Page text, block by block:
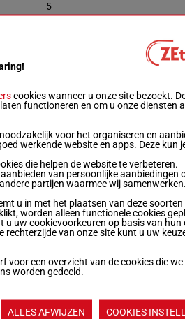
5
1
6
3
cookies wanneer u onze site bezoekt.
functioneren en om u onze diensten
voor het organiseren en
werkende website en apps. Deze kun
die helpen de website te verbeteren.
van persoonlijke aanbiedingen
partijen waarmee wij
u in met het plaatsen van deze soorten
worden alleen functionele cookies
u uw cookievoorkeuren op basis van hun
rechterzijde van onze site kunt u uw
voor een overzicht van de cookies die we
worden gedeeld.
ALLES AFWIJZEN COOKIES